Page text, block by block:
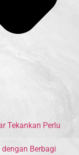
Tekankan Perlu
Berbagi